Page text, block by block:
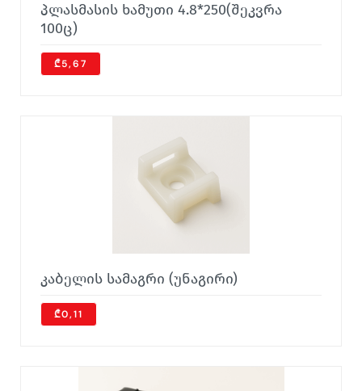
პლასმასის ხამუთი 4.8*250(შეკვრა
100ც)
₾5,67
კაბელის სამაგრი (უნაგირი)
₾0,11